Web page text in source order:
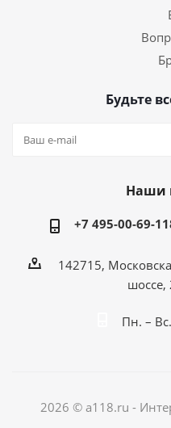
Будьте
Наши
+7 495-00-69-
142715,
шоссе,
Пн. –
2026 © a118.ru -